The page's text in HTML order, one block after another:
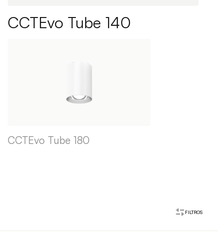
CCTEvo Tube 140
CCTEvo Tube 180
FILTROS